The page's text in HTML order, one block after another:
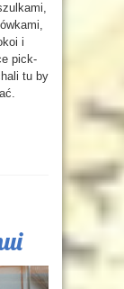
i
pick-
tu by